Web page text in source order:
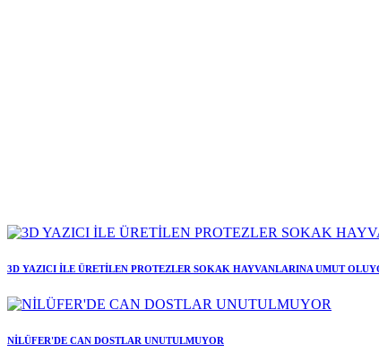
3D YAZICI İLE ÜRETİLEN PROTEZLER SOKAK HAYVANLARINA UMUT
NİLÜFER'DE CAN DOSTLAR UNUTULMUYOR